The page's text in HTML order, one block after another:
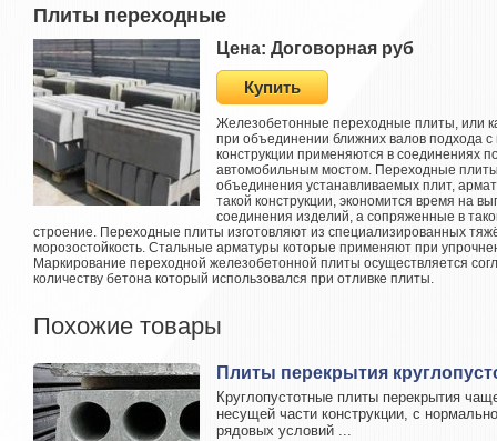
Плиты переходные
Цена: Договорная руб
Купить
Железобетонные переходные плиты, или
при объединении ближних валов подхода
конструкции применяются в соединениях
автомобильным мостом. Переходные плиты
объединения устанавливаемых плит,
такой конструкции, экономится время на
соединения изделий, а сопряженные в
строение. Переходные плиты изготовляют из специализированных
морозостойкость. Стальные арматуры которые применяют при
Маркирование переходной железобетонной плиты осуществляется
количеству бетона который использовался при отливке плиты.
Похожие товары
Плиты перекрытия
Круглопустотные плиты перекрытия
несущей части конструкции, с
рядовых условий ...